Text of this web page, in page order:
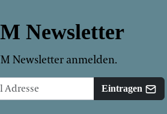
Newsletter
Newsletter anmelden.
Eintragen